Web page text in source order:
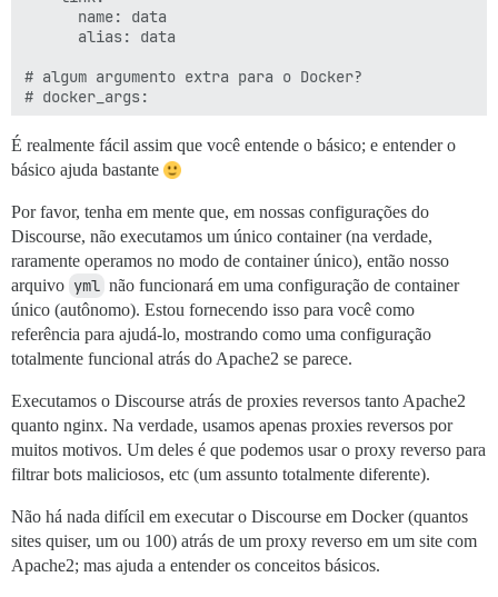
      name: data
      alias: data
# algum argumento extra para o Docker?
# docker_args:
params:
## Qual revisão do Git este container deve usar?
  #version: latest
env:
  LC_ALL: en_US.UTF-8
  LANG: en_US.UTF-8
  LANGUAGE: en_US.UTF-8
  # DISCOURSE_DEFAULT_LOCALE: en
## será definido automaticamente pelo bootstrap
  #UNICORN_WORKERS: 3
  UNICORN_WORKERS: 8
## TODO: O nome de domínio ao qual esta instância
## Descomente se quiser que o container seja
## nome de host (-h option) especificado acima
  #DOCKER_USE_HOSTNAME: true
É realmente fácil assim que você entende o básico; e entender o
básico ajuda bastante
Por favor, tenha em mente que, em nossas configurações do
Discourse, não executamos um único container (na verdade,
raramente operamos no modo de container único), então nosso
arquivo yml não funcionará em uma configuração de container
único (autônomo). Estou fornecendo isso para você como
referência para ajudá-lo, mostrando como uma configuração
totalmente funcional atrás do Apache2 se parece.
Executamos o Discourse atrás de proxies reversos tanto Apache2
quanto nginx. Na verdade, usamos apenas proxies reversos por
muitos motivos. Um deles é que podemos usar o proxy reverso para
filtrar bots maliciosos, etc (um assunto totalmente diferente).
Não há nada difícil em executar o Discourse em Docker (quantos
sites quiser, um ou 100) atrás de um proxy reverso em um site com
Apache2; mas ajuda a entender os conceitos básicos.